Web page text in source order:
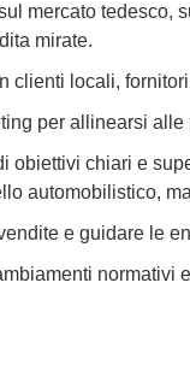
mercato tedesco,
mirate.
locali,
per allinearsi
obiettivi chiari e
automobilistico,
e guidare le
normativi